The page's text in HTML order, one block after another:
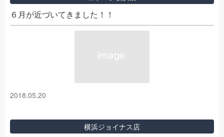
６月が近づいてきました！！
2018.05.20
横浜ジョイナス店